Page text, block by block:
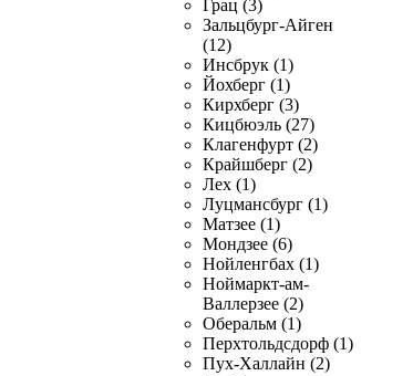
Грац (3)
Зальцбург-Айген
(12)
Инсбрук (1)
Йохберг (1)
Кирхберг (3)
Кицбюэль (27)
Клагенфурт (2)
Крайшберг (2)
Лех (1)
Луцмансбург (1)
Матзее (1)
Мондзее (6)
Нойленгбах (1)
Ноймаркт-ам-
Валлерзее (2)
Оберальм (1)
Перхтольдсдорф (1)
Пух-Халлайн (2)